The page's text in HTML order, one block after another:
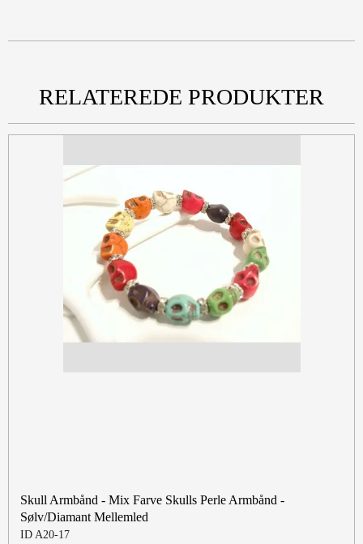
RELATEREDE PRODUKTER
Skull Armbånd - Mix Farve Skulls Perle Armbånd -
Sølv/Diamant Mellemled
ID A20-17